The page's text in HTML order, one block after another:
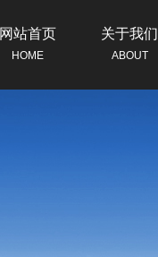
网站首页
HOME
关于我们
ABOUT